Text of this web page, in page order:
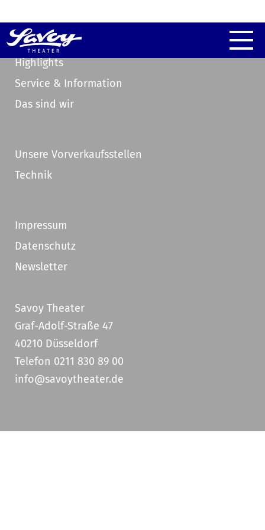
Highlights
Service & Information
Das sind wir
Unsere Vorverkaufsstellen
Technik
Impressum
Datenschutz
Newsletter
Savoy Theater
Graf-Adolf-Straße 47
40210 Düsseldorf
Telefon 0211 830 89 00
info@savoytheater.de